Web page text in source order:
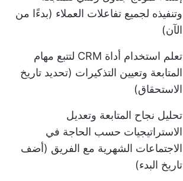
وتنفيذه لجميع تفاعلات العملاء (بدءًا من
الآن)
تعلم استخدام أداة CRM لتتبع مهام
المتابعة وتعيين التذكيرات (تحديد تاريخ
الاستحقاق)
تحليل نجاح المتابعة وتعديل
الاستراتيجيات حسب الحاجة في
الاجتماعات الشهرية مع الفريق (أضف
تاريخ البدء)